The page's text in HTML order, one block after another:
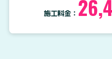
施工料金：